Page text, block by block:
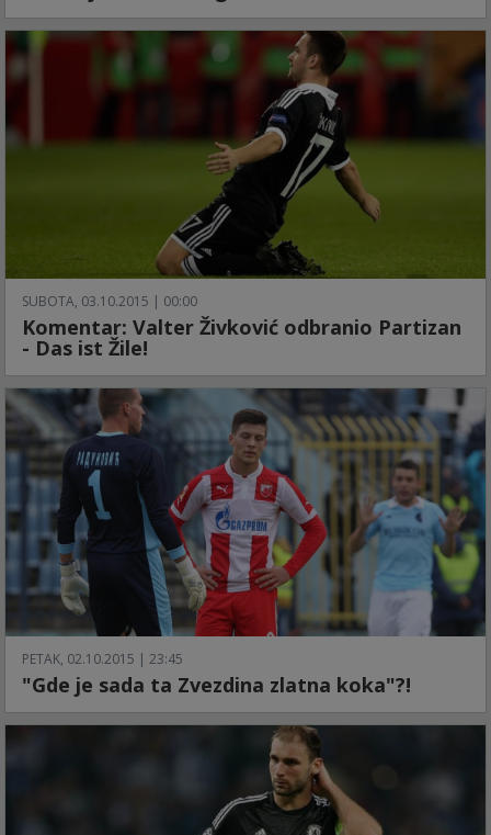
SUBOTA, 03.10.2015 | 00:00
Komentar: Valter Živković odbranio Partizan
- Das ist Žile!
PETAK, 02.10.2015 | 23:45
"Gde je sada ta Zvezdina zlatna koka"?!